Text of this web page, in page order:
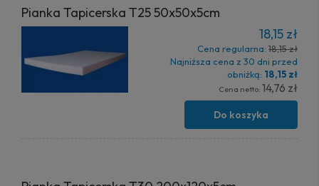
Pianka Tapicerska T25 50x50x5cm
18,15 zł
Cena regularna: 18,15 zł
Najniższa cena z 30 dni przed
obniżką: 18,15 zł
Cena netto: 14,76 zł
Do koszyka